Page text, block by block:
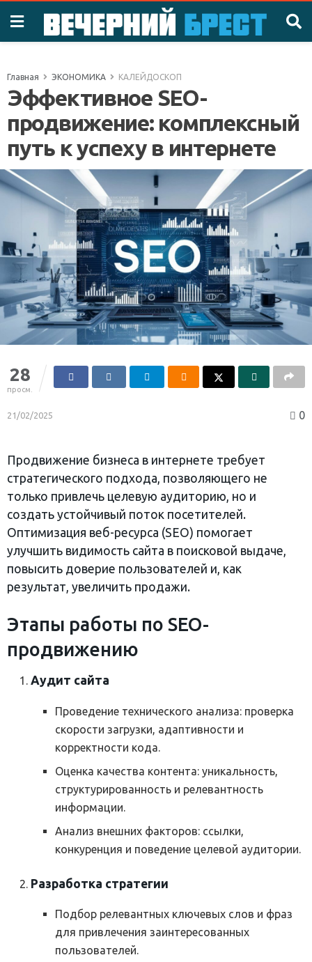
Главная ЭКОНОМИКА КАЛЕЙДОСКОП
Эффективное SEO-
продвижение: комплексный
путь к успеху в интернете
28
просм.
21/02/2025 0
Продвижение бизнеса в интернете требует
стратегического подхода, позволяющего не
только привлечь целевую аудиторию, но и
создать устойчивый поток посетителей.
Оптимизация веб-ресурса (SEO) помогает
улучшить видимость сайта в поисковой выдаче,
повысить доверие пользователей и, как
результат, увеличить продажи.
Этапы работы по SEO-
продвижению
Аудит сайта
Проведение технического анализа: проверка
скорости загрузки, адаптивности и
корректности кода.
Оценка качества контента: уникальность,
структурированность и релевантность
информации.
Анализ внешних факторов: ссылки,
конкуренция и поведение целевой аудитории.
Разработка стратегии
Подбор релевантных ключевых слов и фраз
для привлечения заинтересованных
пользователей.